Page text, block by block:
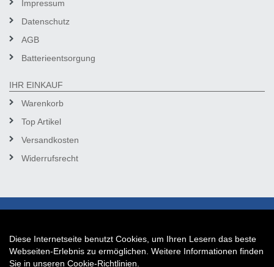
Impressum
Datenschutz
AGB
Batterieentsorgung
IHR EINKAUF
Warenkorb
Top Artikel
Versandkosten
Widerrufsrecht
Diese Internetseite benutzt Cookies, um Ihren Lesern das beste
Webseiten-Erlebnis zu ermöglichen. Weitere Informationen finden
Sie in unseren Cookie-Richtlinien
Auftrag widerrufen